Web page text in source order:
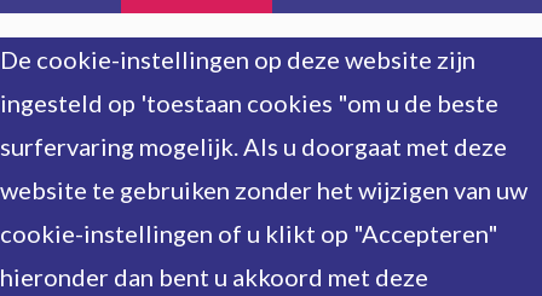
De cookie-instellingen op deze website zijn
ingesteld op 'toestaan cookies "om u de beste
surfervaring mogelijk. Als u doorgaat met deze
website te gebruiken zonder het wijzigen van uw
cookie-instellingen of u klikt op "Accepteren"
hieronder dan bent u akkoord met deze